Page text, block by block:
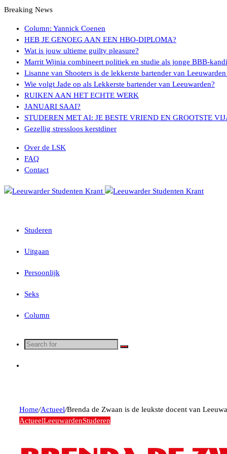
Breaking News
Column: Yannick Coenen
HEB JE GENOEG AAN EEN HBO-DIPLOMA?
Wat is jouw ultieme guilty pleasure?
Marrit Wijnia combineert politiek en studie als jonge
Lisanne van Shooters is de lekkerste bartender van
Wie volgt Jade op als Lekkerste bartender van Leeuwarden?
RUIKEN AAN HET ECHTE WERK
JANUARI SAAI?
STUDEREN MET AI: JE BESTE VRIEND EN GROOTSTE
Gezellig stressloos kerstdiner
Over de LSK
FAQ
Contact
Menu
Studeren
Uitgaan
Persoonlijk
Seks
Column
Search
Home/Actueel/Brenda de Zwaan is de leukste docent van
ActueelLeeuwardenStuderen